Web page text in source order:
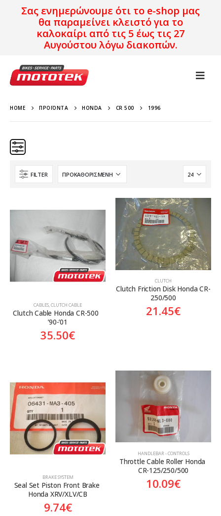
Σας ενημερώνουμε ότι το e-shop μας
θα παραμείνει κλειστό για το
καλοκαίρι από τις 5 έως τις 27
Αυγούστου λόγω διακοπών.
HOME ΠΡΟΪΌΝΤΑ HONDA CR 500 1996
Κατηγορίες
Προϊόν Προέλευση
Aftermarket Genuine Γνήσιο
FILTER
CABLES,CLUTCH CABLE
Clutch Cable Honda CR-500
’90-’01
35.50€
CLUTCH
Clutch Friction Disk Honda CR-
250/500
21.45€
BRAKE SYSTEM
Seal Set Piston Front Brake
Honda XRV/XLV/CB
9.74€
HANDLEBAR - CONTROLS
Throttle Cable Roller Honda
CR-125/250/500
10.09€